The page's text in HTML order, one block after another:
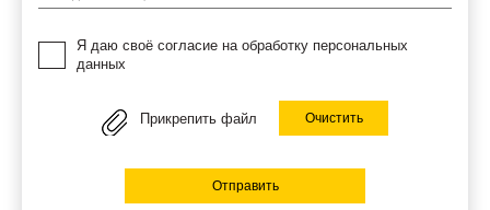
Я даю своё согласие на обработку персональных
данных
Прикрепить файл Очистить
Отправить